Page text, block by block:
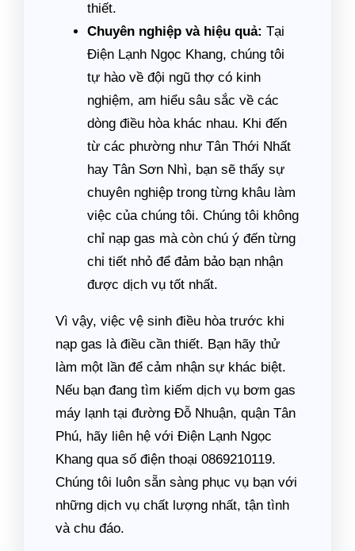
thiết.
Chuyên nghiệp và hiệu quả: Tại
Điện Lạnh Ngọc Khang, chúng tôi
tự hào về đội ngũ thợ có kinh
nghiệm, am hiểu sâu sắc về các
dòng điều hòa khác nhau. Khi đến
từ các phường như Tân Thới Nhất
hay Tân Sơn Nhì, bạn sẽ thấy sự
chuyên nghiệp trong từng khâu làm
việc của chúng tôi. Chúng tôi không
chỉ nạp gas mà còn chú ý đến từng
chi tiết nhỏ để đảm bảo bạn nhận
được dịch vụ tốt nhất.
Vì vậy, việc vệ sinh điều hòa trước khi
nạp gas là điều cần thiết. Bạn hãy thử
làm một lần để cảm nhận sự khác biệt.
Nếu bạn đang tìm kiếm dịch vụ bơm gas
máy lạnh tại đường Đỗ Nhuận, quận Tân
Phú, hãy liên hệ với Điện Lạnh Ngọc
Khang qua số điện thoại 0869210119.
Chúng tôi luôn sẵn sàng phục vụ bạn với
những dịch vụ chất lượng nhất, tận tình
và chu đáo.